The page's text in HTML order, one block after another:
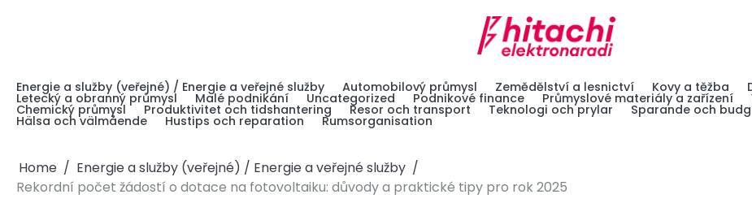
Energie a služby (veřejné) / Energie a veřejné služby Automobilový průmysl Zemědělství a lesnictví Kovy a těžba
Letecký a obranný průmysl Malé podnikání Uncategorized Podnikové finance Průmyslové materiály a zařízení
Chemický průmysl Produktivitet och tidshantering Resor och transport Teknologi och prylar Sparande och
Hälsa och välmående Hustips och reparation Rumsorganisation
Home
Energie a služby (veřejné) / Energie a veřejné služby
Rekordní počet žádostí o dotace na fotovoltaiku: důvody a praktické tipy pro rok 2025